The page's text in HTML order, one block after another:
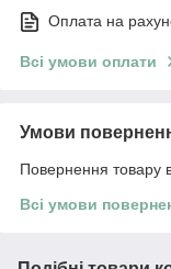
Оплата на
Всі умови оплати
Умови
Повернення товару
Всі умови